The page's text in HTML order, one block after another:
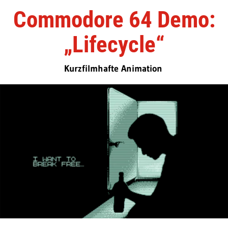
Commodore 64 Demo:
„Lifecycle“
Kurzfilmhafte Animation